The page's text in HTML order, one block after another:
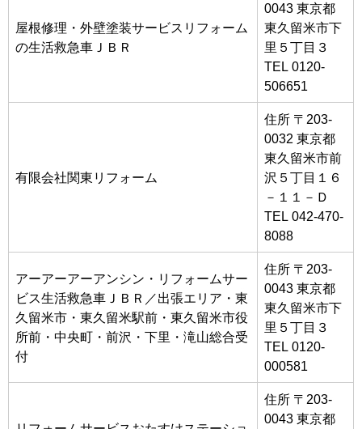
屋根修理・外壁塗装サービスリフォーム
の生活救急車ＪＢＲ
0043 東京都
東久留米市下
里５丁目３
TEL 0120-
506651
有限会社関東リフォーム
住所 〒203-
0032 東京都
東久留米市前
沢５丁目１６
－１１－Ｄ
TEL 042-470-
8088
アーアーアーアンシン・リフォームサー
ビス生活救急車ＪＢＲ／出張エリア・東
久留米市・東久留米駅前・東久留米市役
所前・中央町・前沢・下里・滝山総合受
付
住所 〒203-
0043 東京都
東久留米市下
里５丁目３
TEL 0120-
000581
住所 〒203-
0043 東京都